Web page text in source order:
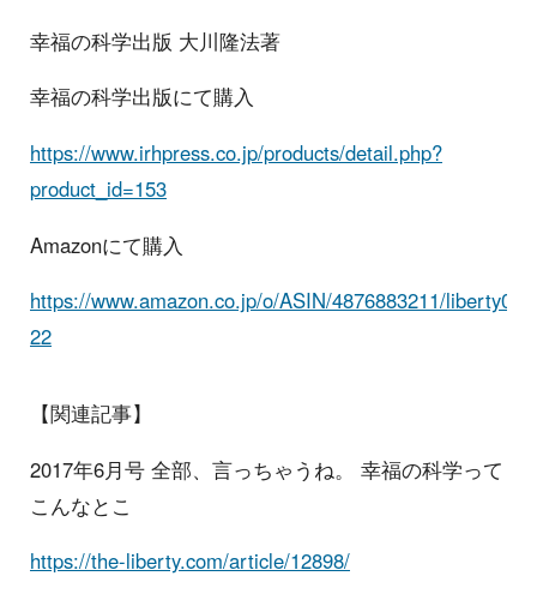
幸福の科学出版 大川隆法著
幸福の科学出版にて購入
https://www.irhpress.co.jp/products/detail.php?
product_id=153
Amazonにて購入
https://www.amazon.co.jp/o/ASIN/4876883211/liberty0b-
22
【関連記事】
2017年6月号 全部、言っちゃうね。 幸福の科学って
こんなとこ
https://the-liberty.com/article/12898/